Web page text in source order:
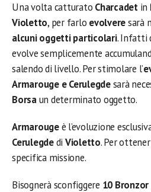
Una volta catturato Charcadet in
Violetto, per farlo evolveresarà
alcuni oggetti particolari. Infatti
evolve semplicemente
salendo di livello. Per stimolare l’
Armarouge e Cerulegdesarà
Borsaun determinato oggetto.
Armarougeè l’evoluzione
Cerulegdedi Violetto. Per
specifica missione.
Bisognerà sconfiggere 10 Bronzor